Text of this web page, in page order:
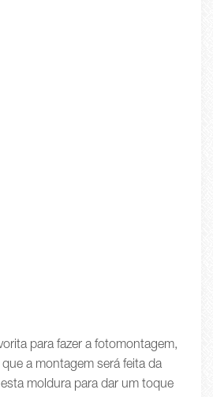
para fazer a fotomontagem,
a montagem será feita da
moldura para dar um toque